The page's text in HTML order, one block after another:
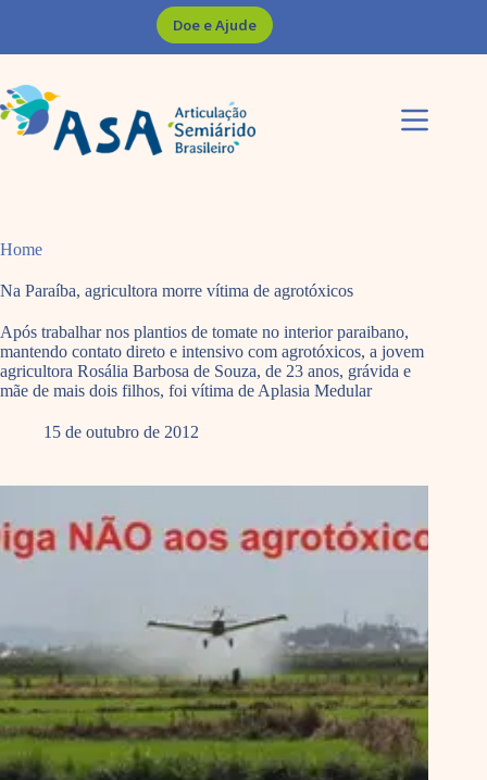
Doe e Ajude
Home
Na Paraíba, agricultora morre vítima de agrotóxicos
Após trabalhar nos plantios de tomate no interior paraibano,
mantendo contato direto e intensivo com agrotóxicos, a jovem
agricultora Rosália Barbosa de Souza, de 23 anos, grávida e
mãe de mais dois filhos, foi vítima de Aplasia Medular
15 de outubro de 2012